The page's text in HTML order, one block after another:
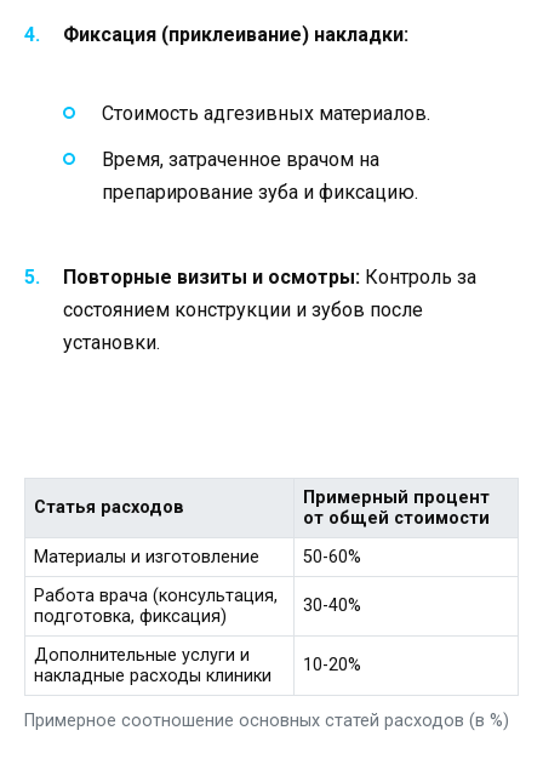
Фиксация (приклеивание) накладки:
Стоимость адгезивных материалов.
Время, затраченное врачом на
препарирование зуба и фиксацию.
Повторные визиты и осмотры: Контроль за
состоянием конструкции и зубов после
установки.
Примерное соотношение основных статей расходов (в %)
Статья расходов
Примерный процент
от общей стоимости
Материалы и изготовление
50-60%
Работа врача (консультация,
подготовка, фиксация)
30-40%
Дополнительные услуги и
накладные расходы клиники
10-20%